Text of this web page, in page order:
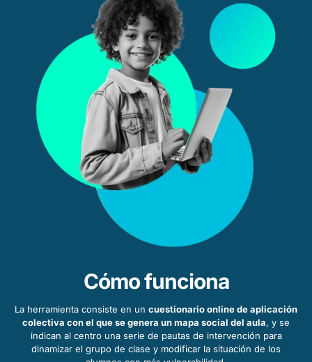
Cómo funciona
La herramienta consiste en un cuestionario online de aplicación
colectiva con el que se genera un mapa social del aula, y se
indican al centro una serie de pautas de intervención para
dinamizar el grupo de clase y modificar la situación de los